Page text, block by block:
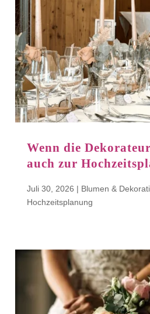
Wenn die
auch zur
Juli 30, 2026 | Blumen &
Hochzeitsplanung